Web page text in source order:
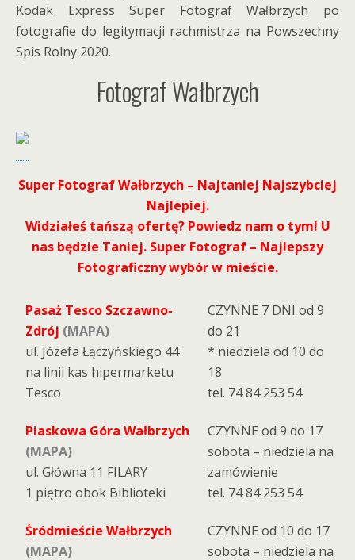
Kodak Express Super Fotograf Wałbrzych po
fotografie do legitymacji rachmistrza na Powszechny
Spis Rolny 2020.
Fotograf Wałbrzych
Super Fotograf Wałbrzych – Najtaniej Najszybciej
Najlepiej.
Widziałeś tańszą ofertę? Powiedz nam o tym! U
nas będzie Taniej. Super Fotograf – Najlepszy
Fotograficzny wybór w mieście.
Pasaż Tesco Szczawno-
Zdrój (MAPA)
ul. Józefa Łączyńskiego 44
na linii kas hipermarketu
Tesco
CZYNNE 7 DNI od 9
do 21
* niedziela od 10 do
18
tel. 74 84 253 54
Piaskowa Góra Wałbrzych
(MAPA)
ul. Główna 11 FILARY
1 piętro obok Biblioteki
CZYNNE od 9 do 17
sobota – niedziela na
zamówienie
tel. 74 84 253 54
Śródmieście Wałbrzych
(MAPA)
CZYNNE od 10 do 17
sobota – niedziela na